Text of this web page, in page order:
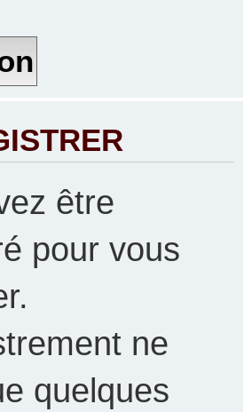
être
pour vous
ne
quelques